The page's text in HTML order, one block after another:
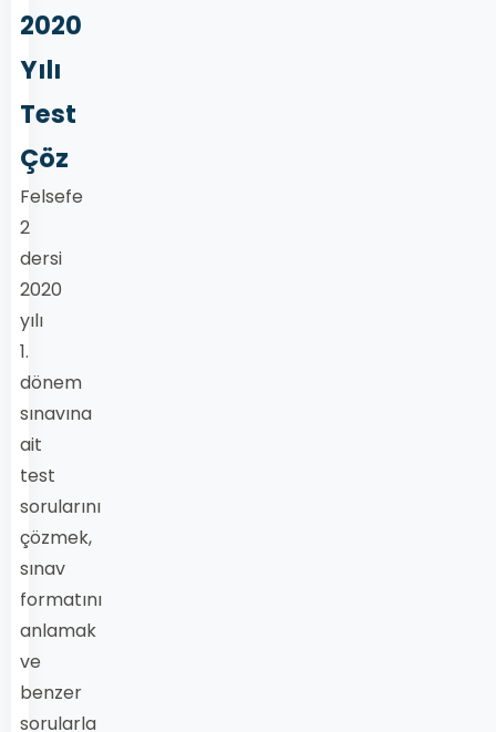
2020
Yılı
Test
Çöz
Felsefe
2
dersi
2020
yılı
1.
dönem
sınavına
ait
test
sorularını
çözmek,
sınav
formatını
anlamak
ve
benzer
sorularla